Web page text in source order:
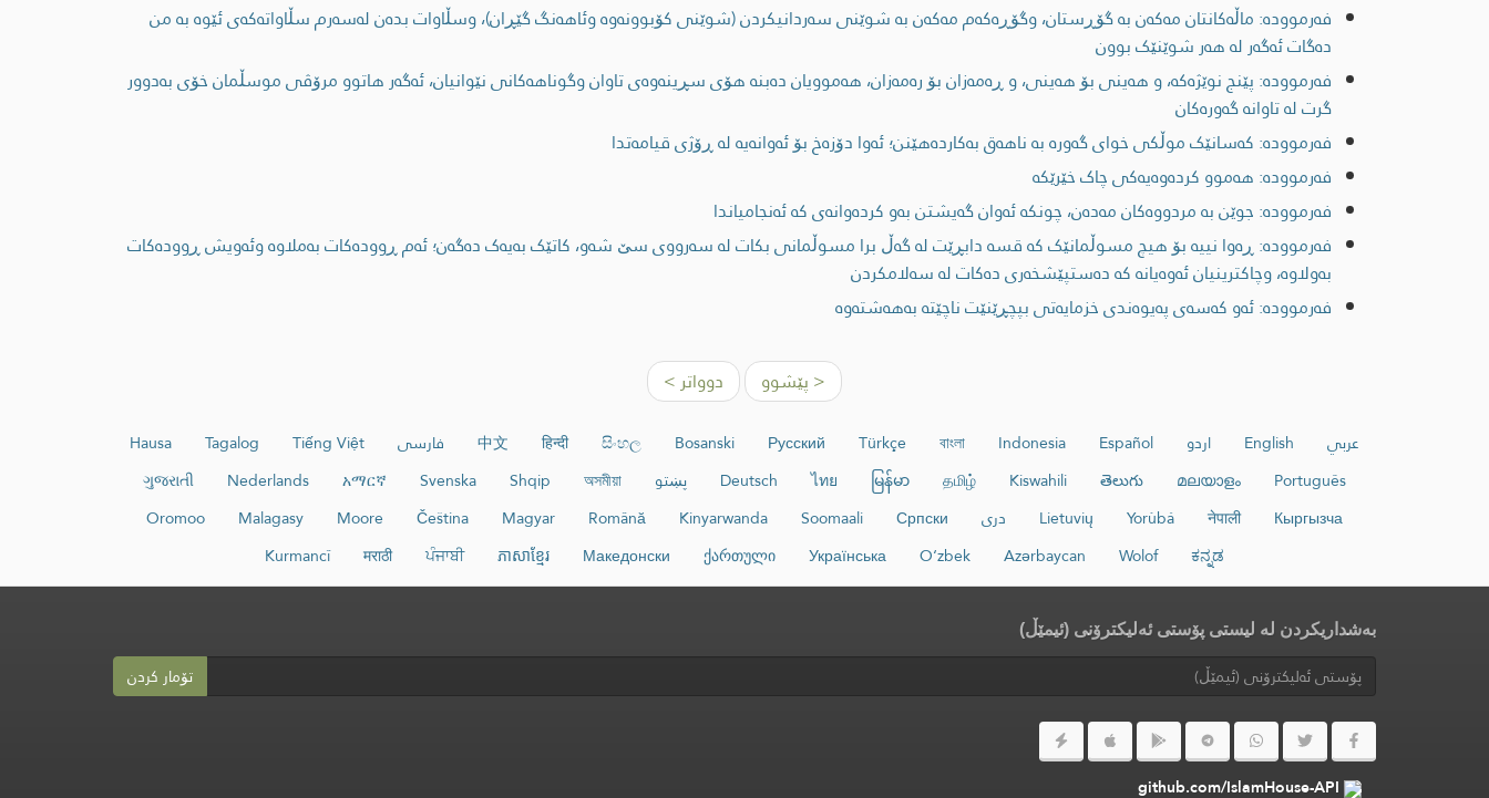
فەرموودە: ماڵەکانتان مەکەن بە گۆڕستان، وگۆڕەکەم مەکەن بە شوێنی سەردانیکردن (شوێنی کۆبوونەوە وئاهەنگ گێڕان)، وسڵاوات بدەن لەسەرم سڵاواتەکەی ئێوە بە من
دەگات ئەگەر لە هەر شوێنێک بوون
فەرموودە: پێنج نوێژەکە، و ھەینی بۆ ھەینی، و ڕەمەزان بۆ رەمەزان، ھەموویان دەبنە ھۆی سڕینەوەی تاوان وگوناھەکانی نێوانیان، ئەگەر ھاتوو مرۆڤی موسڵمان خۆی بەدوور
گرت لە تاوانە گەورەکان
فەرموودە: كەسانێک موڵكی خوای گەوره به ناهەق بەكاردەهێنن؛ ئەوا دۆزەخ بۆ ئەوانەیه له ڕۆژی قیامەتدا
فەرموودە: هەموو کردەوەیەکی چاک خێرێکە
فەرموودە: جوێن بە مردووەکان مەدەن، چونکە ئەوان گەیشتن بەو کردەوانەی کە ئەنجامیاندا
فەرموودە: ڕەوا نییە بۆ هیچ مسوڵمانێک کە قسە دابڕێت لە گەڵ برا مسوڵمانی بکات لە سەرووی سێ شەو، کاتێک بەیەک دەگەن؛ ئەم ڕوودەکات بەملاوە وئەویش ڕوودەکات
بەولاوە، وچاکترینیان ئەوەیانە کە دەستپێشخەری دەکات لە سەلامکردن
فەرموودە: ئەو کەسەی پەیوەندی خزمایەتی بپچڕێنێت ناچێتە بەهەشتەوە
< پێشوو دوواتر >
عربي English اردو Español
Indonesia
বাংলা
Türkçe
Русский
Bosanski
සිංහල
हिन्दी
中文 فارسی Tiếng Việt
Tagalog
Hausa
Português
മലയാളം
తెలుగు
Kiswahili
தமிழ்
မြန်မာ
ไทย
Deutsch پښتو অসমীয়া
Shqip
Svenska
አማርኛ
Nederlands
ગુજરાતી
Кыргызча
नेपाली
Yorùbá
Lietuvių دری Српски
Soomaali
Kinyarwanda
Română
Magyar
Čeština
Moore
Malagasy
Oromoo
ಕನ್ನಡ
Wolof
Azərbaycan
O‘zbek
Українська
ქართული
Македонски
ភាសាខ្មែរ
ਪੰਜਾਬੀ
मराठी
Kurmancî
بەشداریکردن لە لیستی پۆستی ئەلیکترۆنی (ئیمێڵ)
تۆمار کردن
github.com/IslamHouse-API